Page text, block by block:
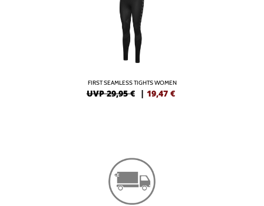
FIRST SEAMLESS TIGHTS WOMEN
UVP 29,95 € | 19,47 €